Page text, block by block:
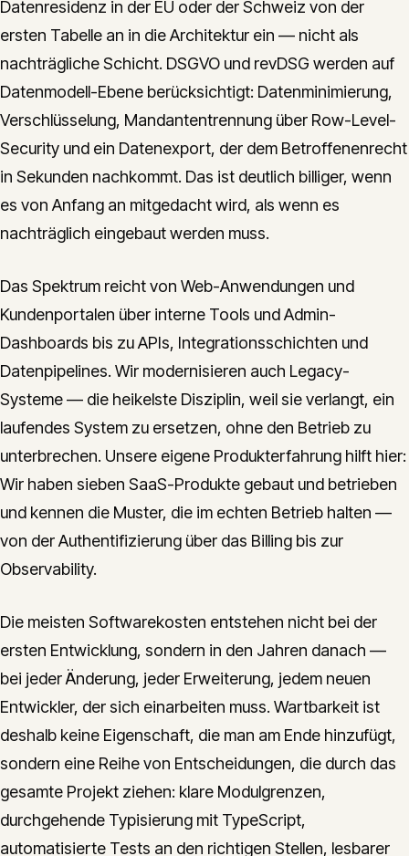
Datenresidenz in der EU oder der Schweiz von der
ersten Tabelle an in die Architektur ein — nicht als
nachträgliche Schicht. DSGVO und revDSG werden auf
Datenmodell-Ebene berücksichtigt: Datenminimierung,
Verschlüsselung, Mandantentrennung über Row-Level-
Security und ein Datenexport, der dem Betroffenenrecht
in Sekunden nachkommt. Das ist deutlich billiger, wenn
es von Anfang an mitgedacht wird, als wenn es
nachträglich eingebaut werden muss.
Das Spektrum reicht von Web-Anwendungen und
Kundenportalen über interne Tools und Admin-
Dashboards bis zu APIs, Integrationsschichten und
Datenpipelines. Wir modernisieren auch Legacy-
Systeme — die heikelste Disziplin, weil sie verlangt, ein
laufendes System zu ersetzen, ohne den Betrieb zu
unterbrechen. Unsere eigene Produkterfahrung hilft hier:
Wir haben sieben SaaS-Produkte gebaut und betrieben
und kennen die Muster, die im echten Betrieb halten —
von der Authentifizierung über das Billing bis zur
Observability.
Die meisten Softwarekosten entstehen nicht bei der
ersten Entwicklung, sondern in den Jahren danach —
bei jeder Änderung, jeder Erweiterung, jedem neuen
Entwickler, der sich einarbeiten muss. Wartbarkeit ist
deshalb keine Eigenschaft, die man am Ende hinzufügt,
sondern eine Reihe von Entscheidungen, die durch das
gesamte Projekt ziehen: klare Modulgrenzen,
durchgehende Typisierung mit TypeScript,
automatisierte Tests an den richtigen Stellen, lesbarer